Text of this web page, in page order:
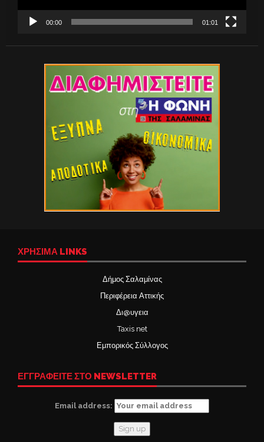
00:00 01:01
ΧΡΉΣΙΜΑ LINKS
Δήμος Σαλαμίνας
Περιφέρεια Αττικής
Δι@υγεια
Taxis net
Εμπορικός Σύλλογος
ΕΓΓΡΑΦΕΙΤΕ ΣΤΟ NEWSLETTER
Email address: